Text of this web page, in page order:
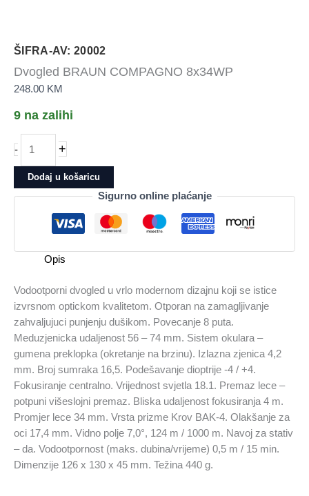
ŠIFRA-AV: 20002
Dvogled BRAUN COMPAGNO 8x34WP
248.00 KM
9 na zalihi
-
BRAUN
COMPAGNO
8x34WP
+
Dodaj u košaricu
Sigurno online plaćanje
Opis
Vodootporni dvogled u vrlo modernom dizajnu koji se istice
izvrsnom optickom kvalitetom. Otporan na zamagljivanje
zahvaljujuci punjenju dušikom. Povecanje 8 puta.
Meduzjenicka udaljenost 56 – 74 mm. Sistem okulara –
gumena preklopka (okretanje na brzinu). Izlazna zjenica 4,2
mm. Broj sumraka 16,5. Podešavanje dioptrije -4 / +4.
Fokusiranje centralno. Vrijednost svjetla 18.1. Premaz lece –
potpuni višeslojni premaz. Bliska udaljenost fokusiranja 4 m.
Promjer lece 34 mm. Vrsta prizme Krov BAK-4. Olakšanje za
oci 17,4 mm. Vidno polje 7,0°, 124 m / 1000 m. Navoj za stativ
– da. Vodootpornost (maks. dubina/vrijeme) 0,5 m / 15 min.
Dimenzije 126 x 130 x 45 mm. Težina 440 g.